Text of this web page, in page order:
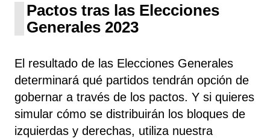
Pactos tras las Elecciones
Generales 2023
El resultado de las Elecciones Generales
determinará qué partidos tendrán opción de
gobernar a través de los pactos. Y si quieres
simular cómo se distribuirán los bloques de
izquierdas y derechas, utiliza nuestra